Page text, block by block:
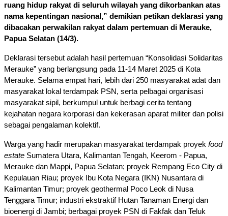
ruang hidup rakyat di seluruh wilayah yang dikorbankan atas
nama kepentingan nasional,” demikian petikan deklarasi yang
dibacakan perwakilan rakyat dalam pertemuan di Merauke,
Papua Selatan (14/3).
Deklarasi tersebut adalah hasil pertemuan “Konsolidasi Solidaritas
Merauke” yang berlangsung pada 11-14 Maret 2025 di Kota
Merauke. Selama empat hari, lebih dari 250 masyarakat adat dan
masyarakat lokal terdampak PSN, serta pelbagai organisasi
masyarakat sipil, berkumpul untuk berbagi cerita tentang
kejahatan negara korporasi dan kekerasan aparat militer dan polisi
sebagai pengalaman kolektif.
Warga yang hadir merupakan masyarakat terdampak proyek food
estate Sumatera Utara, Kalimantan Tengah, Keerom - Papua,
Merauke dan Mappi, Papua Selatan; proyek Rempang Eco City di
Kepulauan Riau; proyek Ibu Kota Negara (IKN) Nusantara di
Kalimantan Timur; proyek geothermal Poco Leok di Nusa
Tenggara Timur; industri ekstraktif Hutan Tanaman Energi dan
bioenergi di Jambi; berbagai proyek PSN di Fakfak dan Teluk